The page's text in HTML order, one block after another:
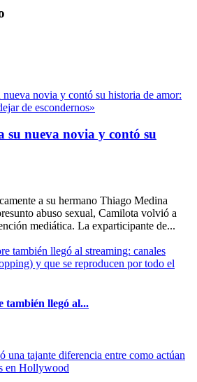
su nueva novia y contó su
a su hermano Thiago Medina
abuso sexual, Camilota volvió a
mediática. La exparticipante de...
también llegó al...